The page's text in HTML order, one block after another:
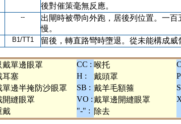
後對催策毫無反應。
--
出閘時被帶向外跑，居後列位置。一
慢。
B1/TT1 留後，轉直路彎時墮退。從未能構成威
戴單邊眼罩 CC : 喉托
耳塞 H : 戴頭罩
單邊半掩防沙眼罩 SB : 戴羊毛額箍
開縫眼罩 VO :戴單邊開縫眼罩
戴 "-" : 除去